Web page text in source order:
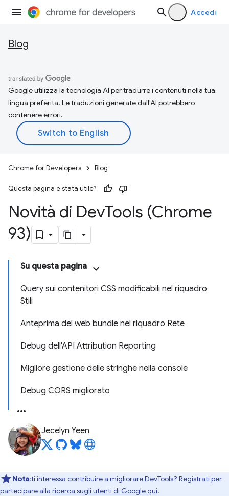
Accedi
Blog
Google utilizza la tecnologia AI per tradurre i contenuti nella tua
lingua preferita. Le traduzioni generate dall'AI potrebbero
contenere errori.
Chrome for Developers Blog
Questa pagina è stata utile?
Novità di DevTools (Chrome
93)
Su questa pagina
Query sui contenitori CSS modificabili nel riquadro
Stili
Anteprima del web bundle nel riquadro Rete
Debug dell'API Attribution Reporting
Migliore gestione delle stringhe nella console
Debug CORS migliorato
Jecelyn Yeen
Nota:ti interessa contribuire a migliorare DevTools? Registrati per
partecipare alla ricerca sugli utenti di Google qui.